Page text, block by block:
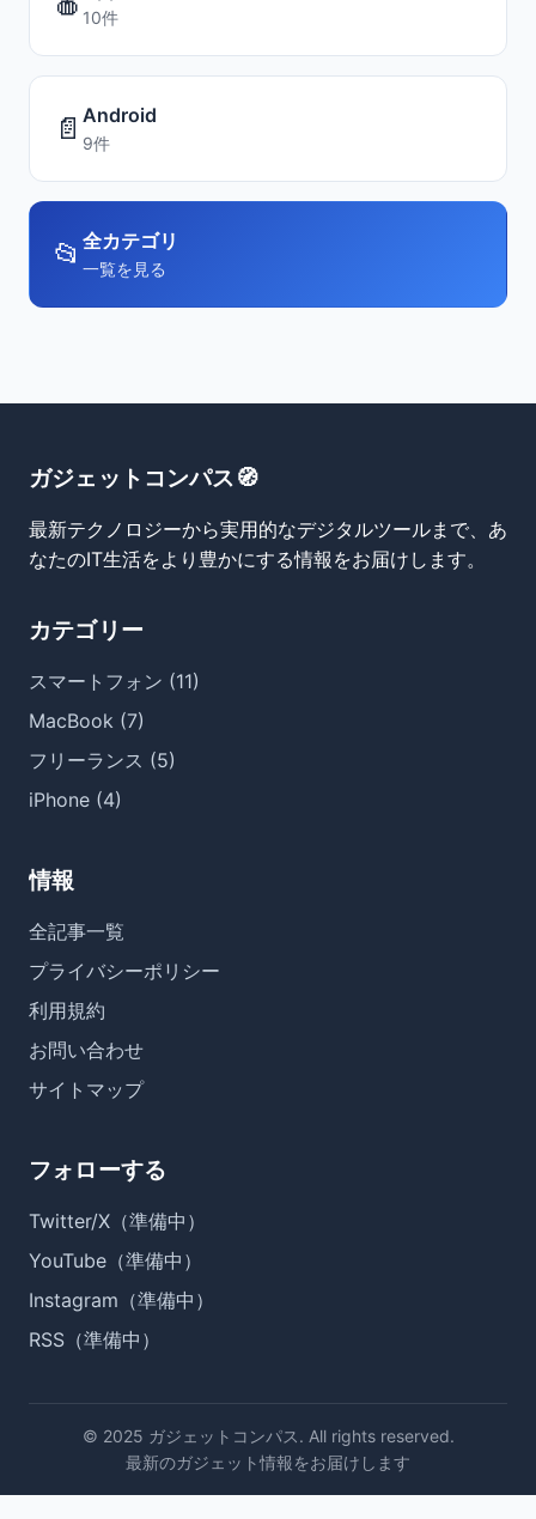
10件
📄 Android
9件
📂 全カテゴリ
一覧を見る
ガジェットコンパス🧭
最新テクノロジーから実用的なデジタルツールまで、あ
なたのIT生活をより豊かにする情報をお届けします。
カテゴリー
スマートフォン (11)
MacBook (7)
フリーランス (5)
iPhone (4)
情報
全記事一覧
プライバシーポリシー
利用規約
お問い合わせ
サイトマップ
フォローする
Twitter/X（準備中）
YouTube（準備中）
Instagram（準備中）
RSS（準備中）
© 2025 ガジェットコンパス. All rights reserved.
最新のガジェット情報をお届けします